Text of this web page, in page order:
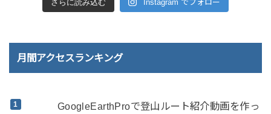
さらに読み込む Instagram でフォロー
月間アクセスランキング
GoogleEarthProで登山ルート紹介動画を作っ